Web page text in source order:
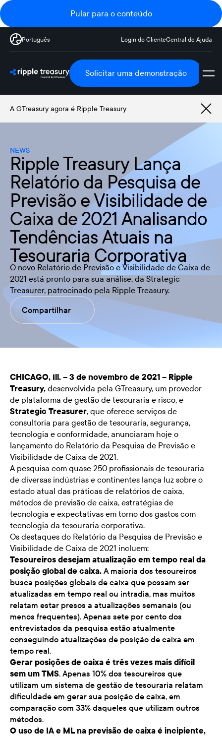
Pular para o conteúdo
Português Login do ClienteCentral de Ajuda
Solicitar uma demonstração
A GTreasury agora é Ripple Treasury
NEWS
Ripple Treasury Lança
Relatório da Pesquisa de
Previsão e Visibilidade de
Caixa de 2021 Analisando
Tendências Atuais na
Tesouraria Corporativa
O novo Relatório de Previsão e Visibilidade de Caixa de
2021 está pronto para sua análise, da Strategic
Treasurer, patrocinado pela Ripple Treasury.
Compartilhar
CHICAGO, Ill. – 3 de novembro de 2021 – Ripple
Treasury, desenvolvida pela GTreasury, um provedor
de plataforma de gestão de tesouraria e risco, e
Strategic Treasurer, que oferece serviços de
consultoria para gestão de tesouraria, segurança,
tecnologia e conformidade, anunciaram hoje o
lançamento do Relatório da Pesquisa de Previsão e
Visibilidade de Caixa de 2021.
A pesquisa com quase 250 profissionais de tesouraria
de diversas indústrias e continentes lança luz sobre o
estado atual das práticas de relatórios de caixa,
métodos de previsão de caixa, estratégias de
tecnologia e expectativas em torno dos gastos com
tecnologia da tesouraria corporativa.
Os destaques do Relatório da Pesquisa de Previsão e
Visibilidade de Caixa de 2021 incluem:
Tesoureiros desejam atualização em tempo real da
posição global de caixa. A maioria dos tesoureiros
busca posições globais de caixa que possam ser
atualizadas em tempo real ou intradia, mas muitos
relatam estar presos a atualizações semanais (ou
menos frequentes). Apenas sete por cento dos
entrevistados da pesquisa estão atualmente
conseguindo atualizações de posição de caixa em
tempo real.
Gerar posições de caixa é três vezes mais difícil
sem um TMS. Apenas 10% dos tesoureiros que
utilizam um sistema de gestão de tesouraria relatam
dificuldade em gerar sua posição de caixa, em
comparação com 33% daqueles que utilizam outros
métodos.
O uso de IA e ML na previsão de caixa é incipiente,